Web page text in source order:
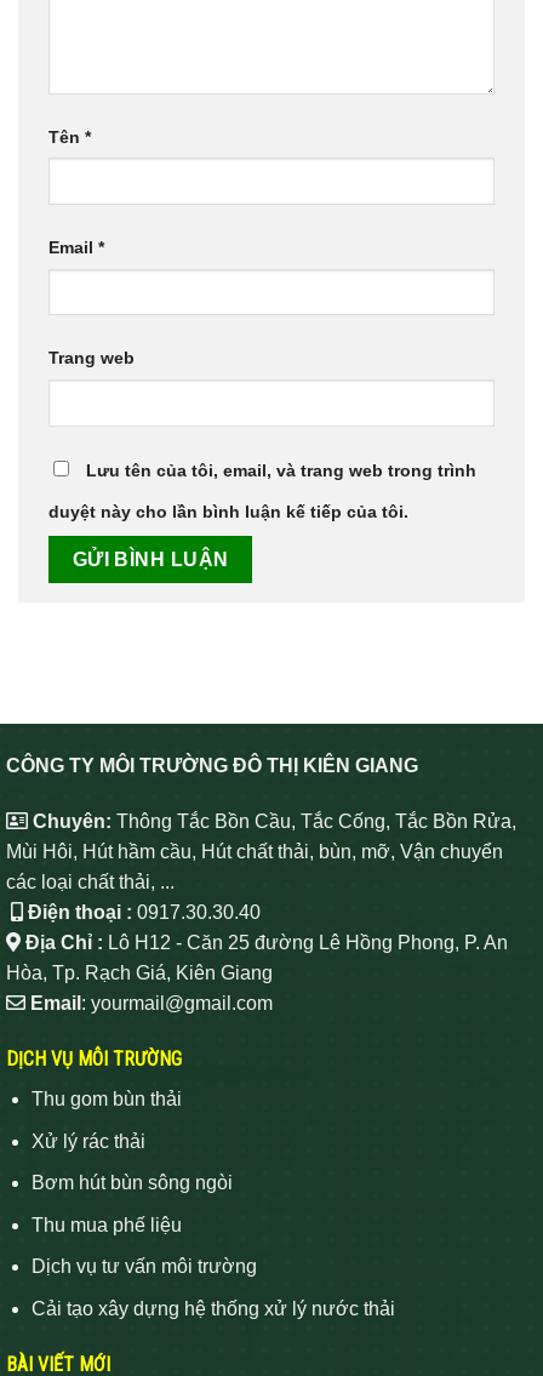
Tên *
Email *
Trang web
Lưu tên của tôi, email, và trang web trong trình
duyệt này cho lần bình luận kế tiếp của tôi.
CÔNG TY MÔI TRƯỜNG ĐÔ THỊ KIÊN GIANG
Chuyên: Thông Tắc Bồn Cầu, Tắc Cống, Tắc Bồn Rửa,
Mùi Hôi, Hút hầm cầu, Hút chất thải, bùn, mỡ, Vận chuyển
các loại chất thải, ...
Điện thoại : 0917.30.30.40
Địa Chỉ : Lô H12 - Căn 25 đường Lê Hồng Phong, P. An
Hòa, Tp. Rạch Giá, Kiên Giang
Email : yourmail@gmail.com
DỊCH VỤ MÔI TRƯỜNG
Thu gom bùn thải
Xử lý rác thải
Bơm hút bùn sông ngòi
Thu mua phế liệu
Dịch vụ tư vấn môi trường
Cải tạo xây dựng hệ thống xử lý nước thải
BÀI VIẾT MỚI